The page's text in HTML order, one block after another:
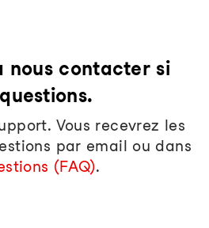
nous contacter si
Vous recevrez les
par email ou dans
(FAQ).